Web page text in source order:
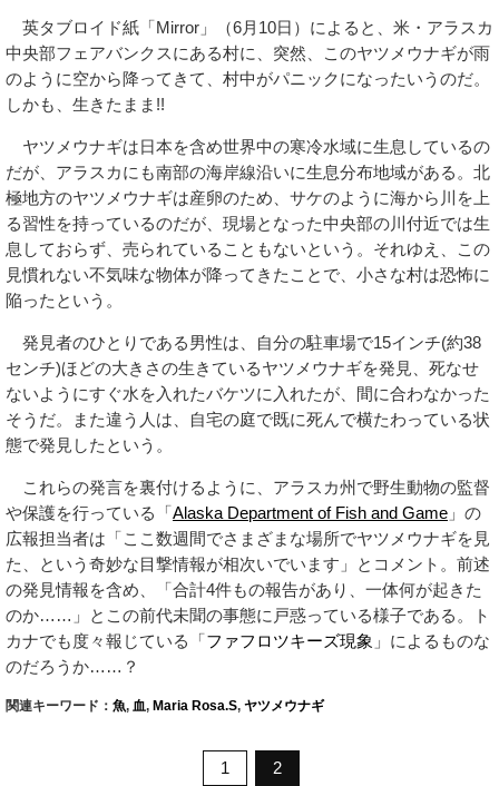
英タブロイド紙「Mirror」（6月10日）によると、米・アラスカ
中央部フェアバンクスにある村に、突然、このヤツメウナギが雨
のように空から降ってきて、村中がパニックになったいうのだ。
しかも、生きたまま!!
ヤツメウナギは日本を含め世界中の寒冷水域に生息しているの
だが、アラスカにも南部の海岸線沿いに生息分布地域がある。北
極地方のヤツメウナギは産卵のため、サケのように海から川を上
る習性を持っているのだが、現場となった中央部の川付近では生
息しておらず、売られていることもないという。それゆえ、この
見慣れない不気味な物体が降ってきたことで、小さな村は恐怖に
陥ったという。
発見者のひとりである男性は、自分の駐車場で15インチ(約38
センチ)ほどの大きさの生きているヤツメウナギを発見、死なせ
ないようにすぐ水を入れたバケツに入れたが、間に合わなかった
そうだ。また違う人は、自宅の庭で既に死んで横たわっている状
態で発見したという。
これらの発言を裏付けるように、アラスカ州で野生動物の監督
や保護を行っている「Alaska Department of Fish and Game 」の
広報担当者は「ここ数週間でさまざまな場所でヤツメウナギを見
た、という奇妙な目撃情報が相次いでいます」とコメント。前述
の発見情報を含め、「合計4件もの報告があり、一体何が起きた
のか……」とこの前代未聞の事態に戸惑っている様子である。ト
カナでも度々報じている「ファフロツキーズ現象 」によるものな
のだろうか……？
関連キーワード： 魚, 血, Maria Rosa.S, ヤツメウナギ
1 2